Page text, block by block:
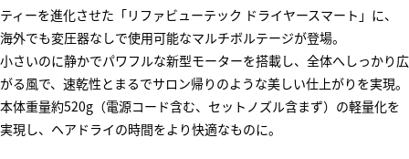
ティーを進化させた「リファビューテック ドライヤースマート」に、
海外でも変圧器なしで使用可能なマルチボルテージが登場。
小さいのに静かでパワフルな新型モーターを搭載し、全体へしっかり広
がる風で、速乾性とまるでサロン帰りのような美しい仕上がりを実現。
本体重量約520g（電源コード含む、セットノズル含まず）の軽量化を
実現し、ヘアドライの時間をより快適なものに。